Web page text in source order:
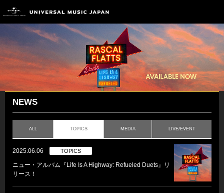
NEWS
ALL TOPICS MEDIA LIVE/EVENT
2025.06.06 TOPICS
ニュー・アルバム『Life Is A Highway: Refueled Duets』リ
リース！